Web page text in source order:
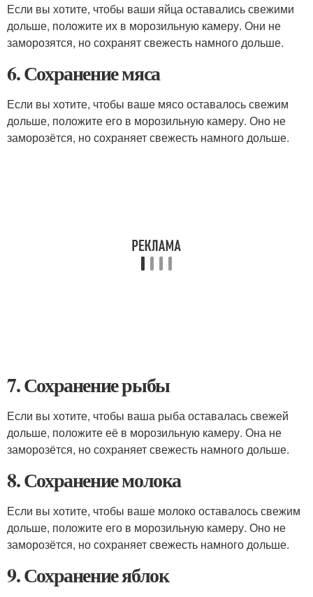
Если вы хотите, чтобы ваши яйца оставались свежими
дольше, положите их в морозильную камеру. Они не
заморозятся, но сохранят свежесть намного дольше.
6. Сохранение мяса
Если вы хотите, чтобы ваше мясо оставалось свежим
дольше, положите его в морозильную камеру. Оно не
заморозётся, но сохраняет свежесть намного дольше.
7. Сохранение рыбы
Если вы хотите, чтобы ваша рыба оставалась свежей
дольше, положите её в морозильную камеру. Она не
заморозётся, но сохраняет свежесть намного дольше.
8. Сохранение молока
Если вы хотите, чтобы ваше молоко оставалось свежим
дольше, положите его в морозильную камеру. Оно не
заморозётся, но сохраняет свежесть намного дольше.
9. Сохранение яблок